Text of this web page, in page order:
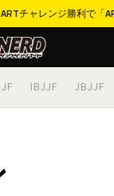
勝利で「ART.8」本戦
IBJJF JBJJF